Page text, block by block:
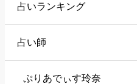
占いランキング
占い師
ぷりあでぃす玲奈